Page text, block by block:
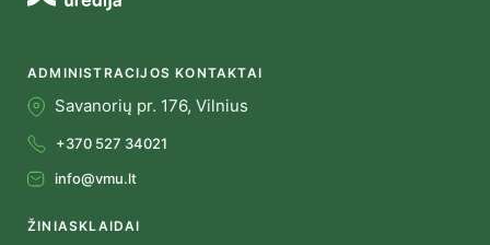
ADMINISTRACIJOS KONTAKTAI
Savanorių pr. 176, Vilnius
+370 527 34021
info@vmu.lt
ŽINIASKLAIDAI